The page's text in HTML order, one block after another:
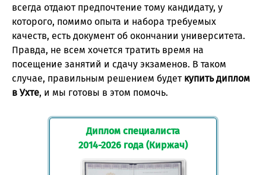
всегда отдают предпочтение тому кандидату, у
которого, помимо опыта и набора требуемых
качеств, есть документ об окончании университета.
Правда, не всем хочется тратить время на
посещение занятий и сдачу экзаменов. В таком
случае, правильным решением будет купить диплом
в Ухте, и мы готовы в этом помочь.
Диплом специалиста
2014-2026 года (Киржач)